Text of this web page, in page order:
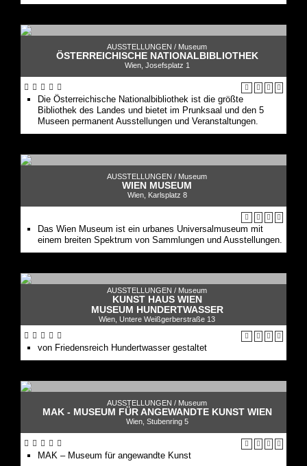
AUSSTELLUNGEN / Museum
ÖSTERREICHISCHE NATIONALBIBLIOTHEK
Wien, Josefsplatz 1
Die Österreichische Nationalbibliothek ist die größte
Bibliothek des Landes und bietet im Prunksaal und den 5
Museen permanent Ausstellungen und Veranstaltungen.
AUSSTELLUNGEN / Museum
WIEN MUSEUM
Wien, Karlsplatz 8
Das Wien Museum ist ein urbanes Universalmuseum mit
einem breiten Spektrum von Sammlungen und Ausstellungen.
AUSSTELLUNGEN / Museum
KUNST HAUS WIEN
MUSEUM HUNDERTWASSER
Wien, Untere Weißgerberstraße 13
von Friedensreich Hundertwasser gestaltet
AUSSTELLUNGEN / Museum
MAK - MUSEUM FÜR ANGEWANDTE KUNST WIEN
Wien, Stubenring 5
MAK – Museum für angewandte Kunst